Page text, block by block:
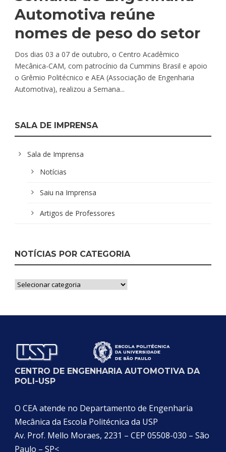
Automotiva reúne
nomes de peso do setor
Dos dias 03 a 07 de outubro, o Centro Acadêmico
Mecânica-CAM, com patrocínio da Cummins Brasil e apoio
o Grêmio Politécnico e AEA (Associação de Engenharia
Automotiva), realizou a Semana...
SALA DE IMPRENSA
Sala de Imprensa
Notícias
Saiu na Imprensa
Artigos de Professores
NOTÍCIAS POR CATEGORIA
Notícias
CENTRO DE ENGENHARIA AUTOMOTIVA DA
POLI-USP
O CEA atende no Departamento de Engenharia
Mecânica da Escola Politécnica da USP
Av. Prof. Mello Moraes, 2231 – CEP 05508-030 – São
Paulo – SP<